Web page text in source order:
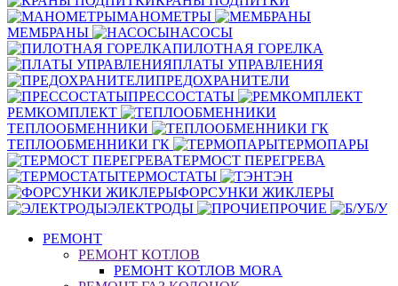
МАНОМЕТРЫ
МЕМБРАНЫ
НАСОСЫ
ПИЛОТНАЯ ГОРЕЛКА
ПЛАТЫ УПРАВЛЕНИЯ
ПРЕДОХРАНИТЕЛИ
ПРЕССОСТАТЫ
РЕМКОМПЛЕКТ
ТЕПЛООБМЕННИКИ
ТЕПЛООБМЕННИКИ ГК
ТЕРМОПАРЫ
ТЕРМОСТ ПЕРЕГРЕВА
ТЕРМОСТАТЫ
ТЭН
ФОРСУНКИ ЖИКЛЕРЫ
ЭЛЕКТРОДЫ
ПРОЧИЕ
Б/У
РЕМОНТ
РЕМОНТ КОТЛОВ
РЕМОНТ КОТЛОВ MORA